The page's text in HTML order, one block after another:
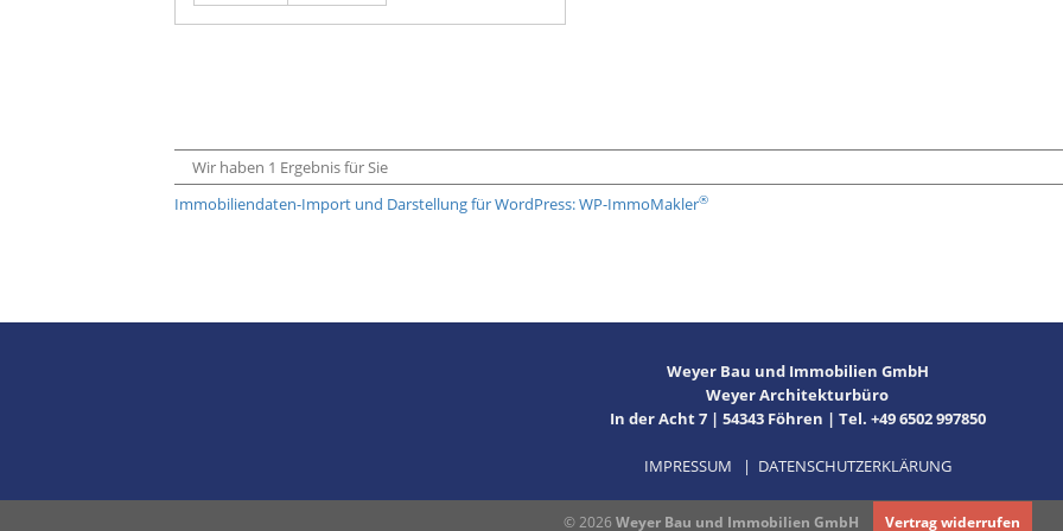
Wir haben 1 Ergebnis für Sie
Immobiliendaten-Import und Darstellung für WordPress: WP-ImmoMakler®
Weyer Bau und Immobilien GmbH
Weyer Architekturbüro
In der Acht 7 | 54343 Föhren | Tel. +49 6502 997850
IMPRESSUM | DATENSCHUTZERKLÄRUNG
© 2026 Weyer Bau und Immobilien GmbH Vertrag widerrufen